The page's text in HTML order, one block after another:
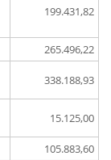
199.431,82
265.496,22
338.188,93
15.125,00
105.883,60